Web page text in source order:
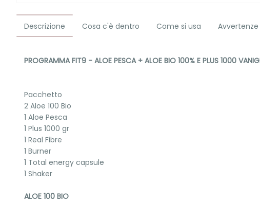
Descrizione Cosa c'è dentro Come si usa Avvertenze
PROGRAMMA FIT9 - ALOE PESCA + ALOE BIO 100% E PLUS 1000
Pacchetto
2 Aloe 100 Bio
1 Aloe Pesca
1 Plus 1000 gr
1 Real Fibre
1 Burner
1 Total energy capsule
1 Shaker
ALOE 100 BIO